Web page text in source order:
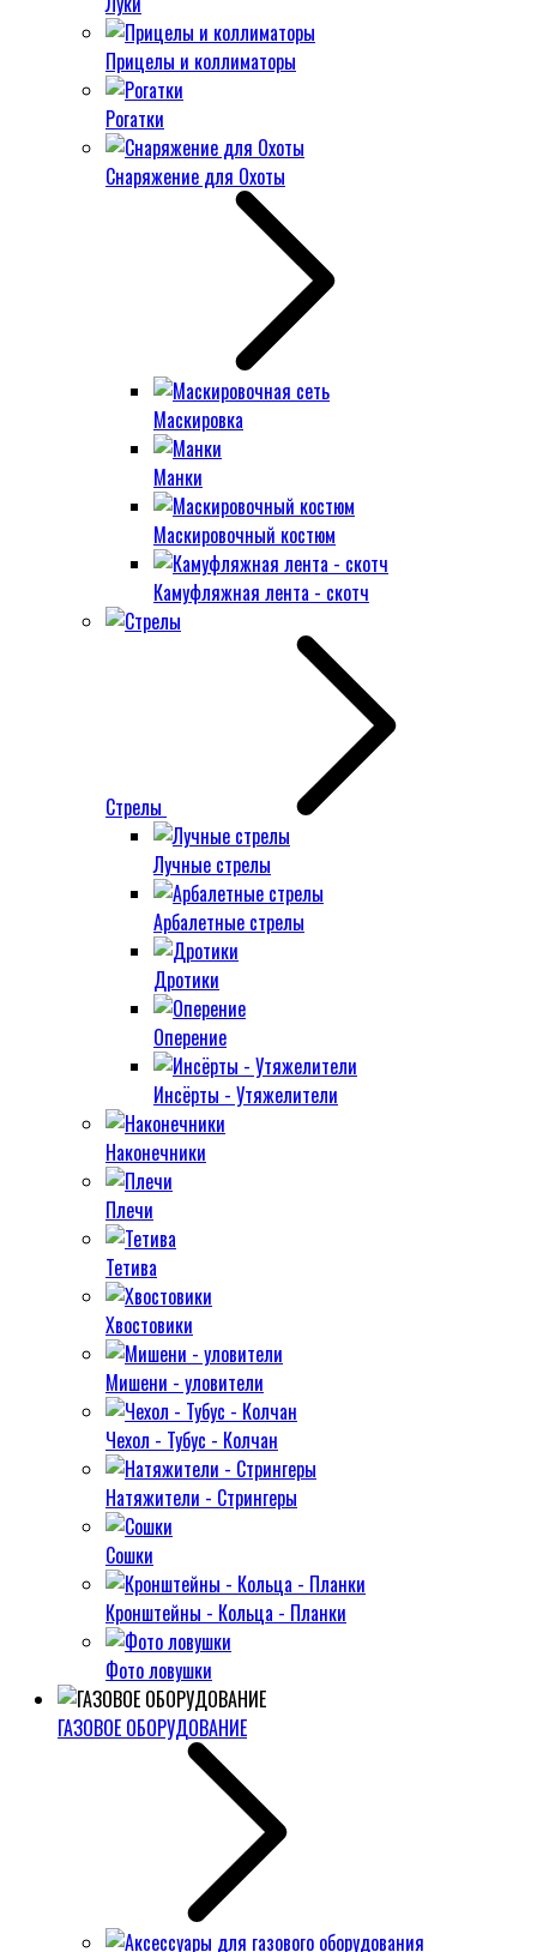
Прицелы и коллиматоры
Рогатки
Снаряжение для Охоты
Маскировка
Манки
Маскировочный костюм
Камуфляжная лента - скотч
Стрелы
Лучные стрелы
Арбалетные стрелы
Дротики
Оперение
Инсёрты - Утяжелители
Наконечники
Плечи
Тетива
Хвостовики
Мишени - уловители
Чехол - Тубус - Колчан
Натяжители - Стрингеры
Сошки
Кронштейны - Кольца - Планки
Фото ловушки
ГАЗОВОЕ ОБОРУДОВАНИЕ